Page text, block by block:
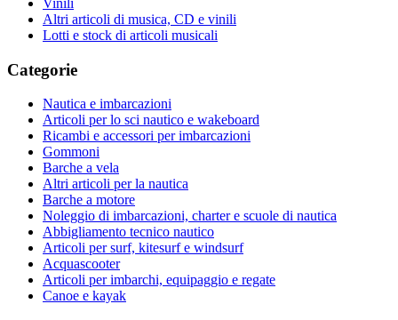
Altri articoli di musica, CD e vinili
Lotti e stock di articoli musicali
Categorie
Nautica e imbarcazioni
Articoli per lo sci nautico e wakeboard
Ricambi e accessori per imbarcazioni
Gommoni
Barche a vela
Altri articoli per la nautica
Barche a motore
Noleggio di imbarcazioni, charter e scuole di nautica
Abbigliamento tecnico nautico
Articoli per surf, kitesurf e windsurf
Acquascooter
Articoli per imbarchi, equipaggio e regate
Canoe e kayak